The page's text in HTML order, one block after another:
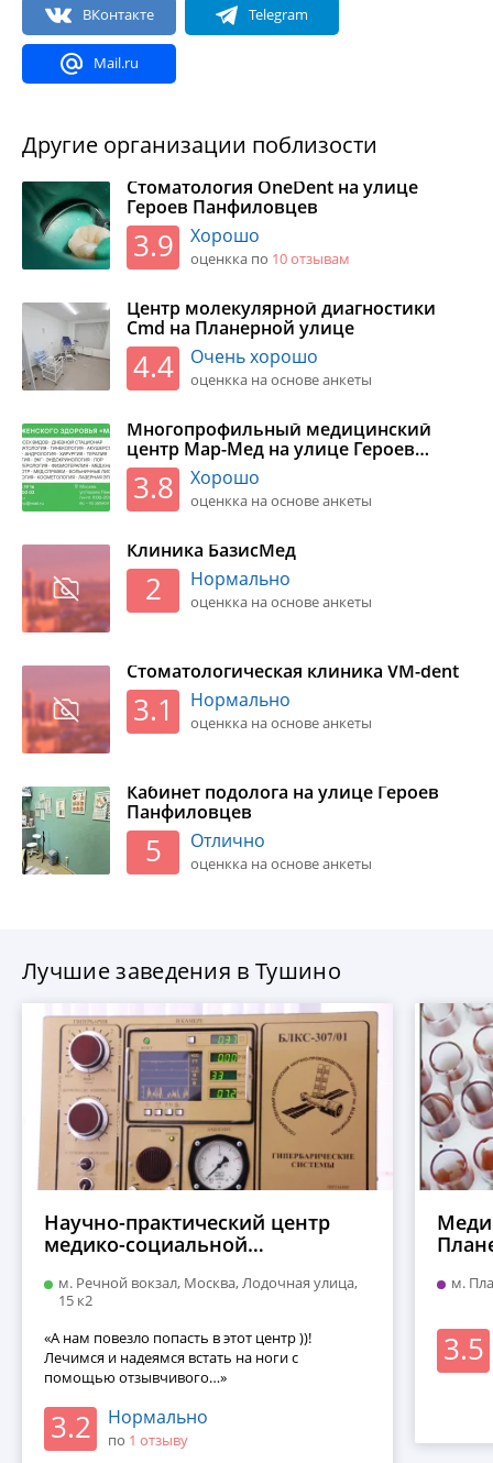
Другие организации поблизости
Стоматология OneDent на улице
Героев Панфиловцев
3.9 Хорошо
оценкка по 10 отзывaм
Центр молекулярной диагностики
Cmd на Планерной улице
4.4 Очень хорошо
оценкка на основе анкеты
Многопрофильный медицинский
центр Мар-Мед на улице Героев
Панфиловцев
3.8 Хорошо
оценкка на основе анкеты
Клиника БазисМед
2 Нормально
оценкка на основе анкеты
Стоматологическая клиника VM-dent
3.1 Нормально
оценкка на основе анкеты
Кабинет подолога на улице Героев
Панфиловцев
5 Отлично
оценкка на основе анкеты
Лучшие заведения в Тушино
Научно-практический центр
медико-социальной
Л.И. Швецовой
м. Речной вокзал, Москва, Лодочная улица,
15 к2
«А нам повезло попасть в этот центр ))!
Лечимся и надеямся встать на ноги с
помощью отзывчивого…»
3.2 Нормально
по 1 отзыву
м.
3.5